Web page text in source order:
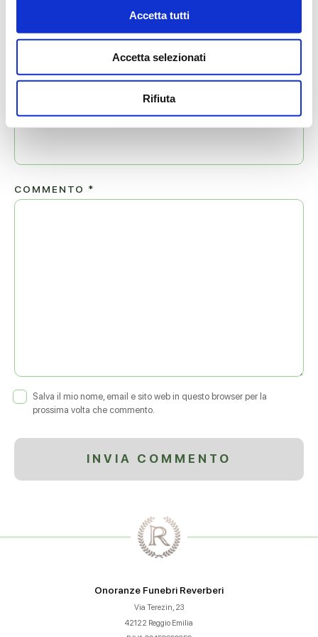
Accetta tutti
Accetta selezionati
Rifiuta
COMMENTO *
Salva il mio nome, email e sito web in questo browser per la
prossima volta che commento.
Onoranze Funebri Reverberi
Via Terezin, 23
42122 Reggio Emilia